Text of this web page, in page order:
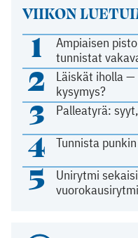
VIIKON
1
Ampiaisen
tunnistat
2
Läiskät iholla
kysymys?
3 Palleatyrä:
4 Tunnista
5
Unirytmi